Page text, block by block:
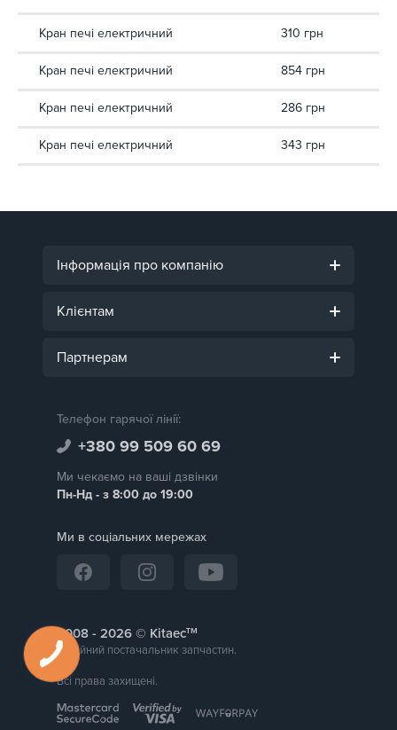
Кран печі електричний 310 грн
Кран печі електричний 854 грн
Кран печі електричний 286 грн
Кран печі електричний 343 грн
Інформація про компанію
Клієнтам
Партнерам
Телефон гарячої лінії:
+380 99 509 60 69
Ми чекаємо на ваші дзвінки
Пн-Нд - з 8:00 до 19:00
Ми в соціальних мережах
2008 - © Kitaecтм
Надійний постачальник запчастин.
Всі права захищені.